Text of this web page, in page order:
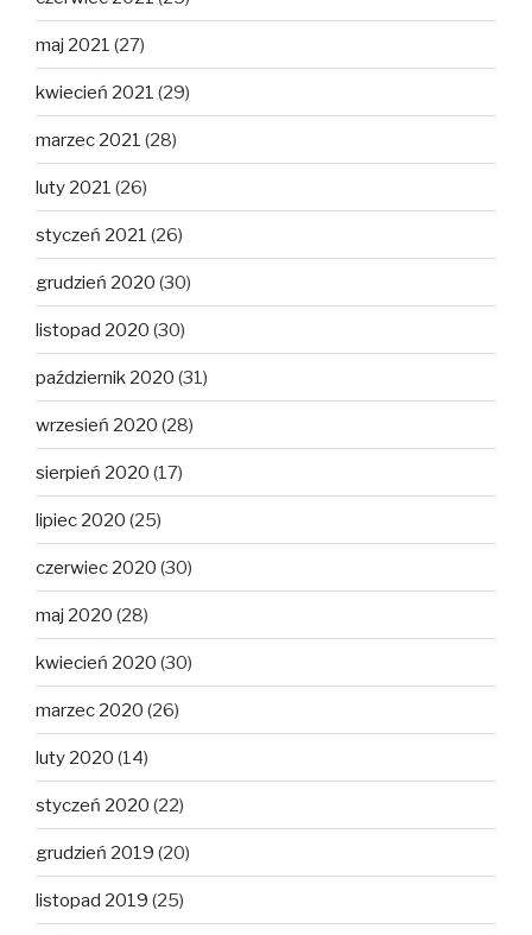
maj 2021 (27)
kwiecień 2021 (29)
marzec 2021 (28)
luty 2021 (26)
styczeń 2021 (26)
grudzień 2020 (30)
listopad 2020 (30)
październik 2020 (31)
wrzesień 2020 (28)
sierpień 2020 (17)
lipiec 2020 (25)
czerwiec 2020 (30)
maj 2020 (28)
kwiecień 2020 (30)
marzec 2020 (26)
luty 2020 (14)
styczeń 2020 (22)
grudzień 2019 (20)
listopad 2019 (25)